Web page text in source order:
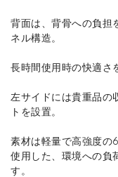
背面は、背骨への負担
ネル構造。
長時間使用時の快適さ
左サイドには貴重品の
トを設置。
素材は軽量で高強度
使用した、環境への負
す。